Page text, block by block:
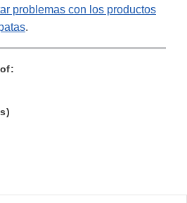
problemas con los productos
.